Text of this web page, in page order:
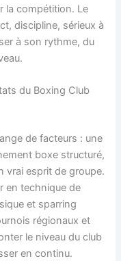
la compétition. Le
discipline, sérieux à
à son rythme, du
du Boxing Club
de facteurs : une
boxe structuré,
vrai esprit de groupe.
en technique de
et sparring
régionaux et
le niveau du club
en continu.